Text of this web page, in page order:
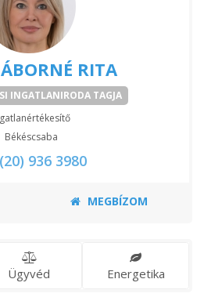
RITA
INGATLANIRODA TAGJA
Békéscsaba
936 3980
MEGBÍZOM
Ügyvéd Energetika